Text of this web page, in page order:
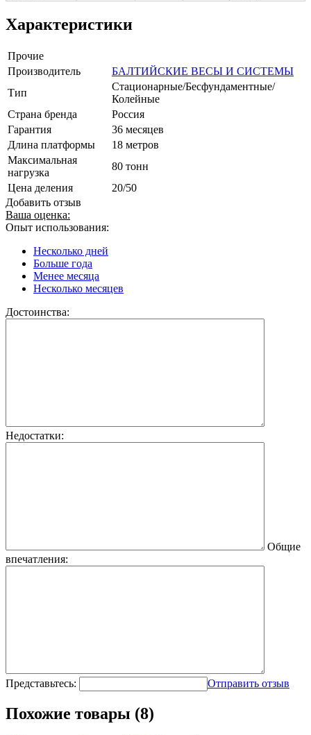
Характеристики
Прочие
Производитель
БАЛТИЙСКИЕ ВЕСЫ И СИСТЕМЫ
Тип
Стационарные/Бесфундаментные/
Колейные
Страна бренда
Россия
Гарантия
36 месяцев
Длина платформы
18 метров
Максимальная
нагрузка
80 тонн
Цена деления
20/50
Добавить отзыв
Ваша оценка:
Опыт использования:
Несколько дней
Больше года
Менее месяца
Несколько месяцев
Достоинства:
Недостатки:
Общие
впечатления:
Представьтесь: Отправить отзыв
Похожие товары (8)